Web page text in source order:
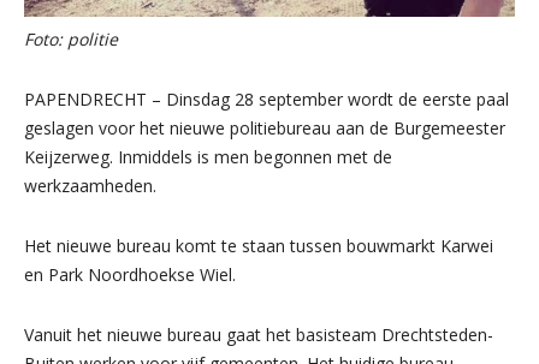
Foto: politie
PAPENDRECHT – Dinsdag 28 september wordt de eerste paal
geslagen voor het nieuwe politiebureau aan de Burgemeester
Keijzerweg. Inmiddels is men begonnen met de
werkzaamheden.
Het nieuwe bureau komt te staan tussen bouwmarkt Karwei
en Park Noordhoekse Wiel.
Vanuit het nieuwe bureau gaat het basisteam Drechtsteden-